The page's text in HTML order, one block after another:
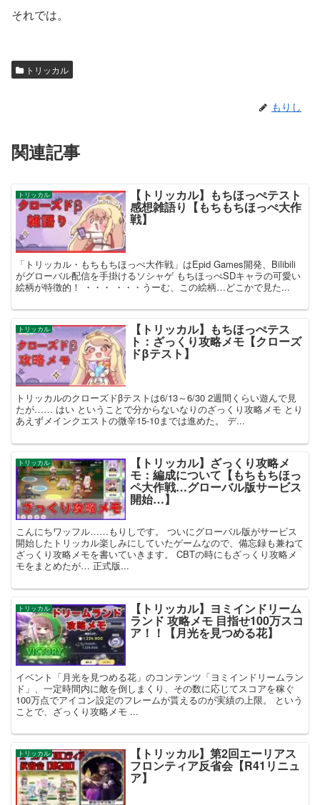
それでは。
トリッカル
もりし
関連記事
トリッカル 【トリッカル】もちほっぺテスト
感想雑語り【もちもちほっぺ大作
戦】
「トリッカル・もちもちほっぺ大作戦」はEpid Games開発、Bilibili
がグローバル配信を手掛けるソシャゲ もちほっぺSDキャラの可愛い
絵柄が特徴的！ ・・・ ・・・うーむ、この絵柄…どこかで見た...
トリッカル 【トリッカル】もちほっぺテス
ト：ざっくり攻略メモ【クローズ
ドβテスト】
トリッカルのクローズドβテストは6/13～6/30 2週間くらい遊んで見
たが…… はい ということで分からないなりのざっくり攻略メモ とり
あえずメインクエストの微辛15-10までは進めた。 デ...
トリッカル 【トリッカル】ざっくり攻略メ
モ：編成について【もちもちほっ
ペ大作戦…グローバル版サービス
開始…】
こんにちワッフル……もりしです。 ついにグローバル版がサービス
開始したトリッカル楽しみにしていたゲームなので、備忘録も兼ねて
ざっくり攻略メモを書いていきます。 CBTの時にもざっくり攻略メ
モをまとめたが… 正式版...
トリッカル 【トリッカル】ヨミインドリーム
ランド 攻略メモ 目指せ100万スコ
ア！！【月光を見つめる花】
イベント「月光を見つめる花」のコンテンツ「ヨミインドリームラン
ド」、一定時間内に敵を倒しまくり、その数に応じてスコアを稼ぐ
100万点でアイコン設定のフレームが貰えるのが実績の上限。 という
ことで、ざっくり攻略メモ ...
トリッカル 【トリッカル】第2回エーリアス
フロンティア反省会【R41リニュ
ア】